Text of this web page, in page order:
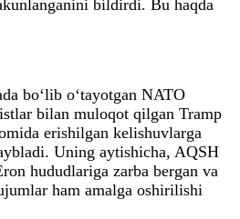
bildirdi. Bu haqda
bo‘lib o‘tayotgan NATO
bilan muloqot qilgan Tramp
erishilgan kelishuvlarga
Uning aytishicha, AQSH
hududlariga zarba bergan va
ham amalga oshirilishi